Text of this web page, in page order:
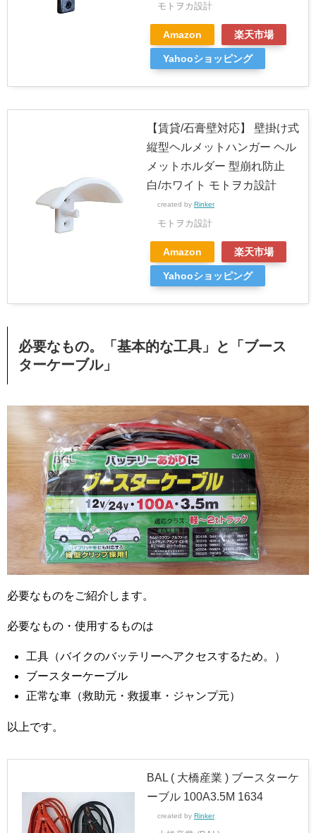
モトヲカ設計
Amazon 楽天市場
Yahooショッピング
【賃貸/石膏壁対応】 壁掛け式
縦型ヘルメットハンガー ヘル
メットホルダー 型崩れ防止
白/ホワイト モトヲカ設計
created by Rinker
モトヲカ設計
Amazon 楽天市場
Yahooショッピング
必要なもの。「基本的な工具」と「ブース
ターケーブル」
必要なものをご紹介します。
必要なもの・使用するものは
工具（バイクのバッテリーへアクセスするため。）
ブースターケーブル
正常な車（救助元・救援車・ジャンプ元）
以上です。
BAL ( 大橋産業 ) ブースターケ
ーブル 100A3.5M 1634
created by Rinker